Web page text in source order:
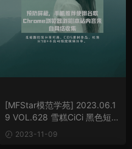
[MFStar模范学苑] 2023.06.1
9 VOL.628 雪糕CiCi 黑色短裙
[64P/875MB]
2023-11-09